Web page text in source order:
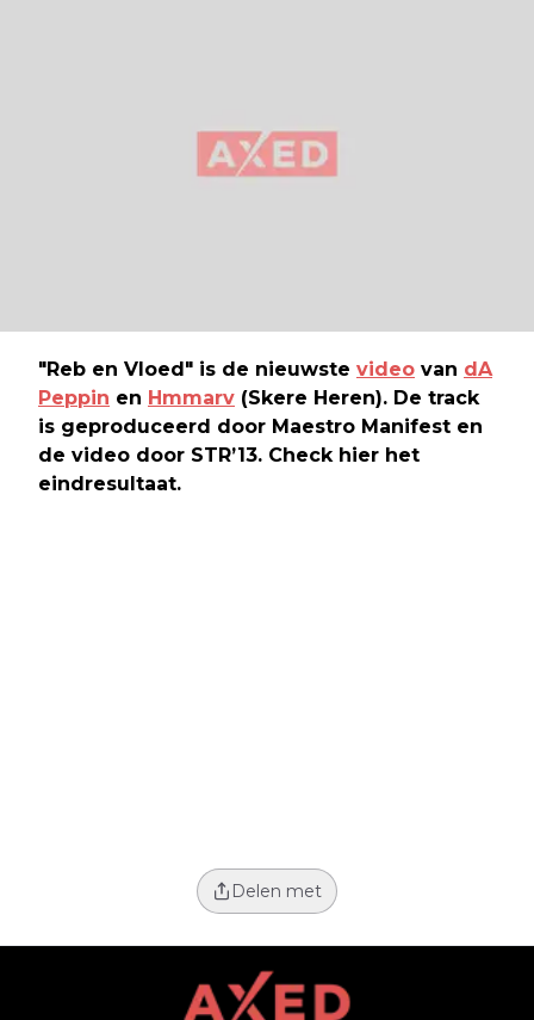
"Reb en Vloed" is de nieuwste video van dA
Peppin en Hmmarv (Skere Heren). De track
is geproduceerd door Maestro Manifest en
de video door STR’13. Check hier het
eindresultaat.
Delen met